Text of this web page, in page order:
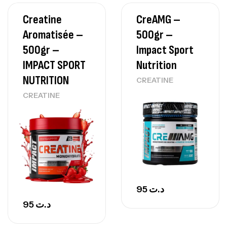
Creatine
Aromatisée –
500gr –
IMPACT SPORT
NUTRITION
CREATINE
د.ت
CreAMG –
500gr –
Impact Sport
Nutrition
CREATINE
د.ت